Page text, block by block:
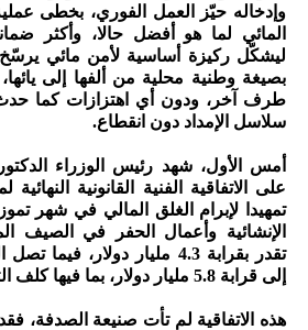
وإدخاله حيّز العمل الفوري، بخطى
المائي لما هو أفضل حالا، وأكثر
ليشكّل ركيزة أساسية لأمن مائي يرسّخ
بصيغة وطنية محلية من ألفها إلى
طرف آخر، ودون أي اهتزازات كما حدث
سلاسل الإمداد دون انقطاع.
أمس الأول، شهد رئيس الوزراء
على الاتفاقية الفنية القانونية
تمهيدا لإبرام الغلق المالي في شهر
الإنشائية وأعمال الحفر في الصيف
تقدر بقرابة 4.3 مليار دولار،
إلى قرابة 5.8 مليار دولار، بما فيها كلف التمويل.
هذه الاتفاقية لم تأت صنيعة الصدفة،